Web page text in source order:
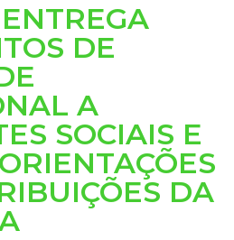
DE
A
SOCIAIS E
DA